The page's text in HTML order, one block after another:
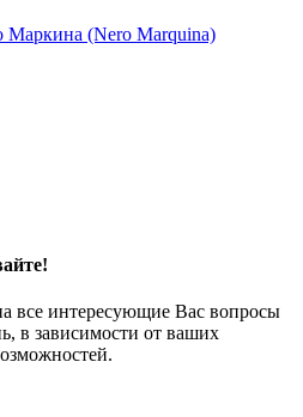
(Nero Marquina)
все интересующие Вас вопросы
в зависимости от ваших